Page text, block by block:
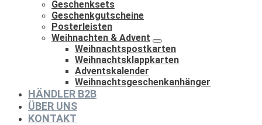
Geschenksets
Geschenkgutscheine
Posterleisten
Weihnachten & Advent
Weihnachtspostkarten
Weihnachtsklappkarten
Adventskalender
Weihnachtsgeschenkanhänger
HÄNDLER B2B
ÜBER UNS
KONTAKT